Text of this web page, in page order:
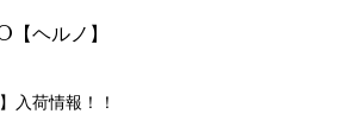
ヘルノ】
入荷情報！！